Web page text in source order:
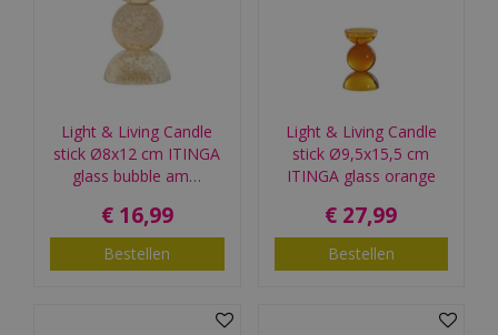
Light & Living Candle
stick Ø8x12 cm ITINGA
glass bubble am…
€ 16,99
Bestellen
Light & Living Candle
stick Ø9,5x15,5 cm
ITINGA glass orange
€ 27,99
Bestellen